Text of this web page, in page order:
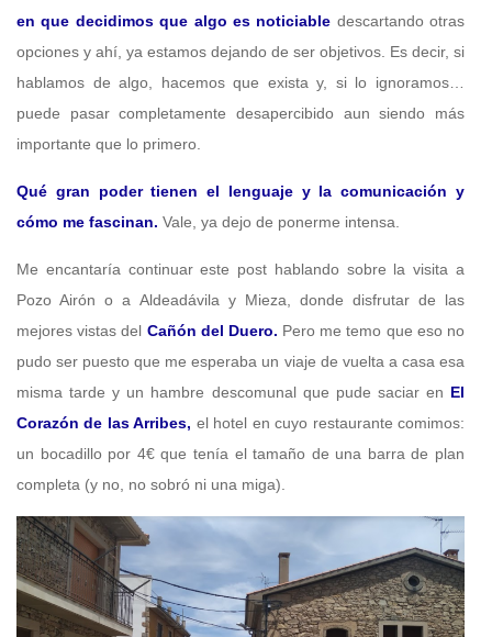
en que decidimos que algo es noticiable descartando otras
opciones y ahí, ya estamos dejando de ser objetivos. Es decir, si
hablamos de algo, hacemos que exista y, si lo ignoramos…
puede pasar completamente desapercibido aun siendo más
importante que lo primero.
Qué gran poder tienen el lenguaje y la comunicación y
cómo me fascinan. Vale, ya dejo de ponerme intensa.
Me encantaría continuar este post hablando sobre la visita a
Pozo Airón o a Aldeadávila y Mieza, donde disfrutar de las
mejores vistas del Cañón del Duero. Pero me temo que eso no
pudo ser puesto que me esperaba un viaje de vuelta a casa esa
misma tarde y un hambre descomunal que pude saciar en El
Corazón de las Arribes, el hotel en cuyo restaurante comimos:
un bocadillo por 4€ que tenía el tamaño de una barra de plan
completa (y no, no sobró ni una miga).